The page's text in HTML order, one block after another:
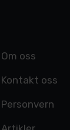
Om oss
Kontakt oss
Personvern